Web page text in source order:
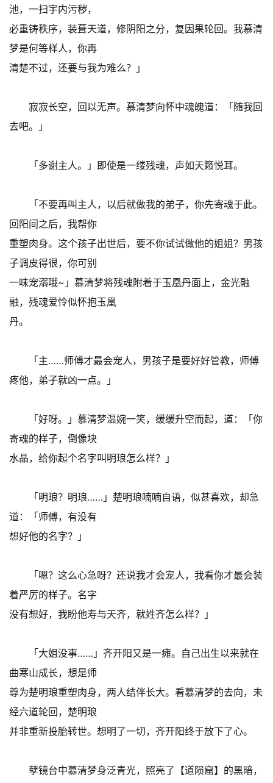
池，一扫宇内污秽，
必重铸秩序，装葺天道，修阴阳之分，复因果轮回。我慕清
梦是何等样人，你再
清楚不过，还要与我为难么？」
寂寂长空，回以无声。慕清梦向怀中魂魄道：「随我回
去吧。」
「多谢主人。」即使是一缕残魂，声如天籁悦耳。
「不要再叫主人，以后就做我的弟子，你先寄魂于此。
回阳间之后，我帮你
重塑肉身。这个孩子出世后，要不你试试做他的姐姐？男孩
子调皮得很，你可别
一味宠溺哦~」慕清梦将残魂附着于玉凰丹面上，金光融
融，残魂爱怜似怀抱玉凰
丹。
「主……师傅才最会宠人，男孩子是要好好管教，师傅
疼他，弟子就凶一点。」
「好呀。」慕清梦温婉一笑，缓缓升空而起，道：「你
寄魂的样子，倒像块
水晶，给你起个名字叫明琅怎么样？」
「明琅？明琅……」楚明琅喃喃自语，似甚喜欢，却急
道：「师傅，有没有
想好他的名字？」
「嗯？这么心急呀？还说我才会宠人，我看你才最会装
着严厉的样子。名字
没有想好，我盼他寿与天齐，就姓齐怎么样？」
「大姐没事……」齐开阳又是一瘫。自己出生以来就在
曲寒山成长，想是师
尊为楚明琅重塑肉身，两人结伴长大。看慕清梦的去向，未
经六道轮回，楚明琅
并非重新投胎转世。想明了一切，齐开阳终于放下了心。
孽镜台中慕清梦身泛青光，照亮了【道陨窟】的黑暗，